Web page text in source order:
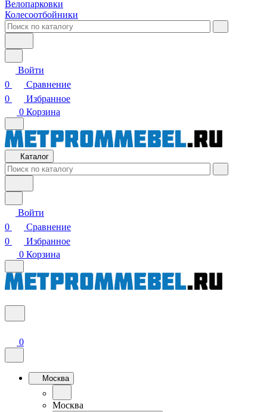
Велопарковки
Колесоотбойники
Войти
0
Сравнение
0
Избранное
0 Корзина
Каталог
Войти
0
Сравнение
0
Избранное
0 Корзина
0
Москва
Москва